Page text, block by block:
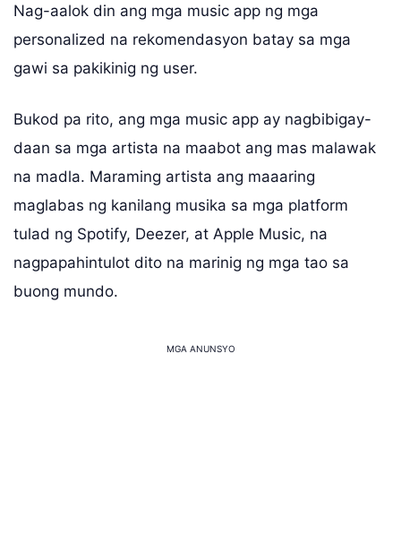
Nag-aalok din ang mga music app ng mga
personalized na rekomendasyon batay sa mga
gawi sa pakikinig ng user.
Bukod pa rito, ang mga music app ay nagbibigay-
daan sa mga artista na maabot ang mas malawak
na madla. Maraming artista ang maaaring
maglabas ng kanilang musika sa mga platform
tulad ng Spotify, Deezer, at Apple Music, na
nagpapahintulot dito na marinig ng mga tao sa
buong mundo.
MGA ANUNSYO